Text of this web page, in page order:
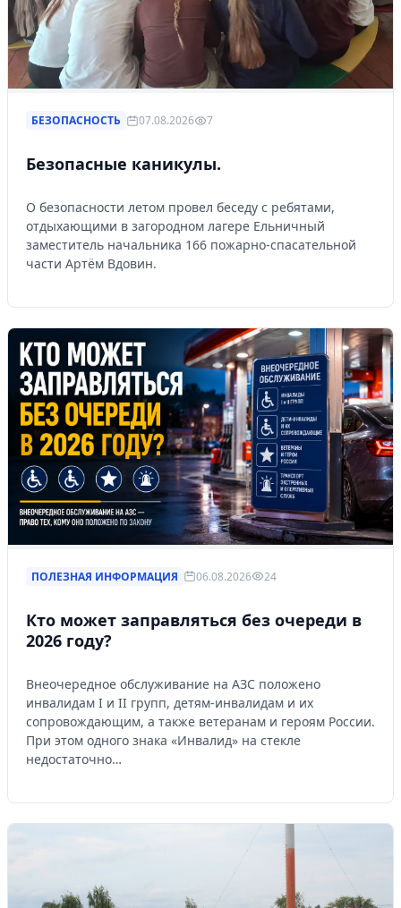
БЕЗОПАСНОСТЬ 07.08.2026 7
Безопасные каникулы.
О безопасности летом провел беседу с ребятами,
отдыхающими в загородном лагере Ельничный
заместитель начальника 166 пожарно-спасательной
части Артём Вдовин.
ПОЛЕЗНАЯ ИНФОРМАЦИЯ 06.08.2026 24
Кто может заправляться без очереди в
2026 году?
Внеочередное обслуживание на АЗС положено
инвалидам I и II групп, детям-инвалидам и их
сопровождающим, а также ветеранам и героям России.
При этом одного знака «Инвалид» на стекле
недостаточно…